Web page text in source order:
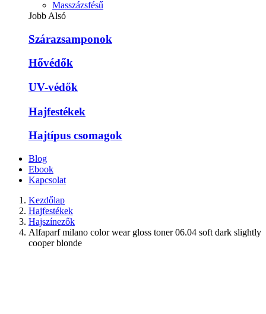
Masszázsfésű
Jobb Alsó
Szárazsamponok
Hővédők
UV-védők
Hajfestékek
Hajtípus csomagok
Blog
Ebook
Kapcsolat
Kezdőlap
Hajfestékek
Hajszínezők
Alfaparf milano color wear gloss toner 06.04 soft dark slightly
cooper blonde